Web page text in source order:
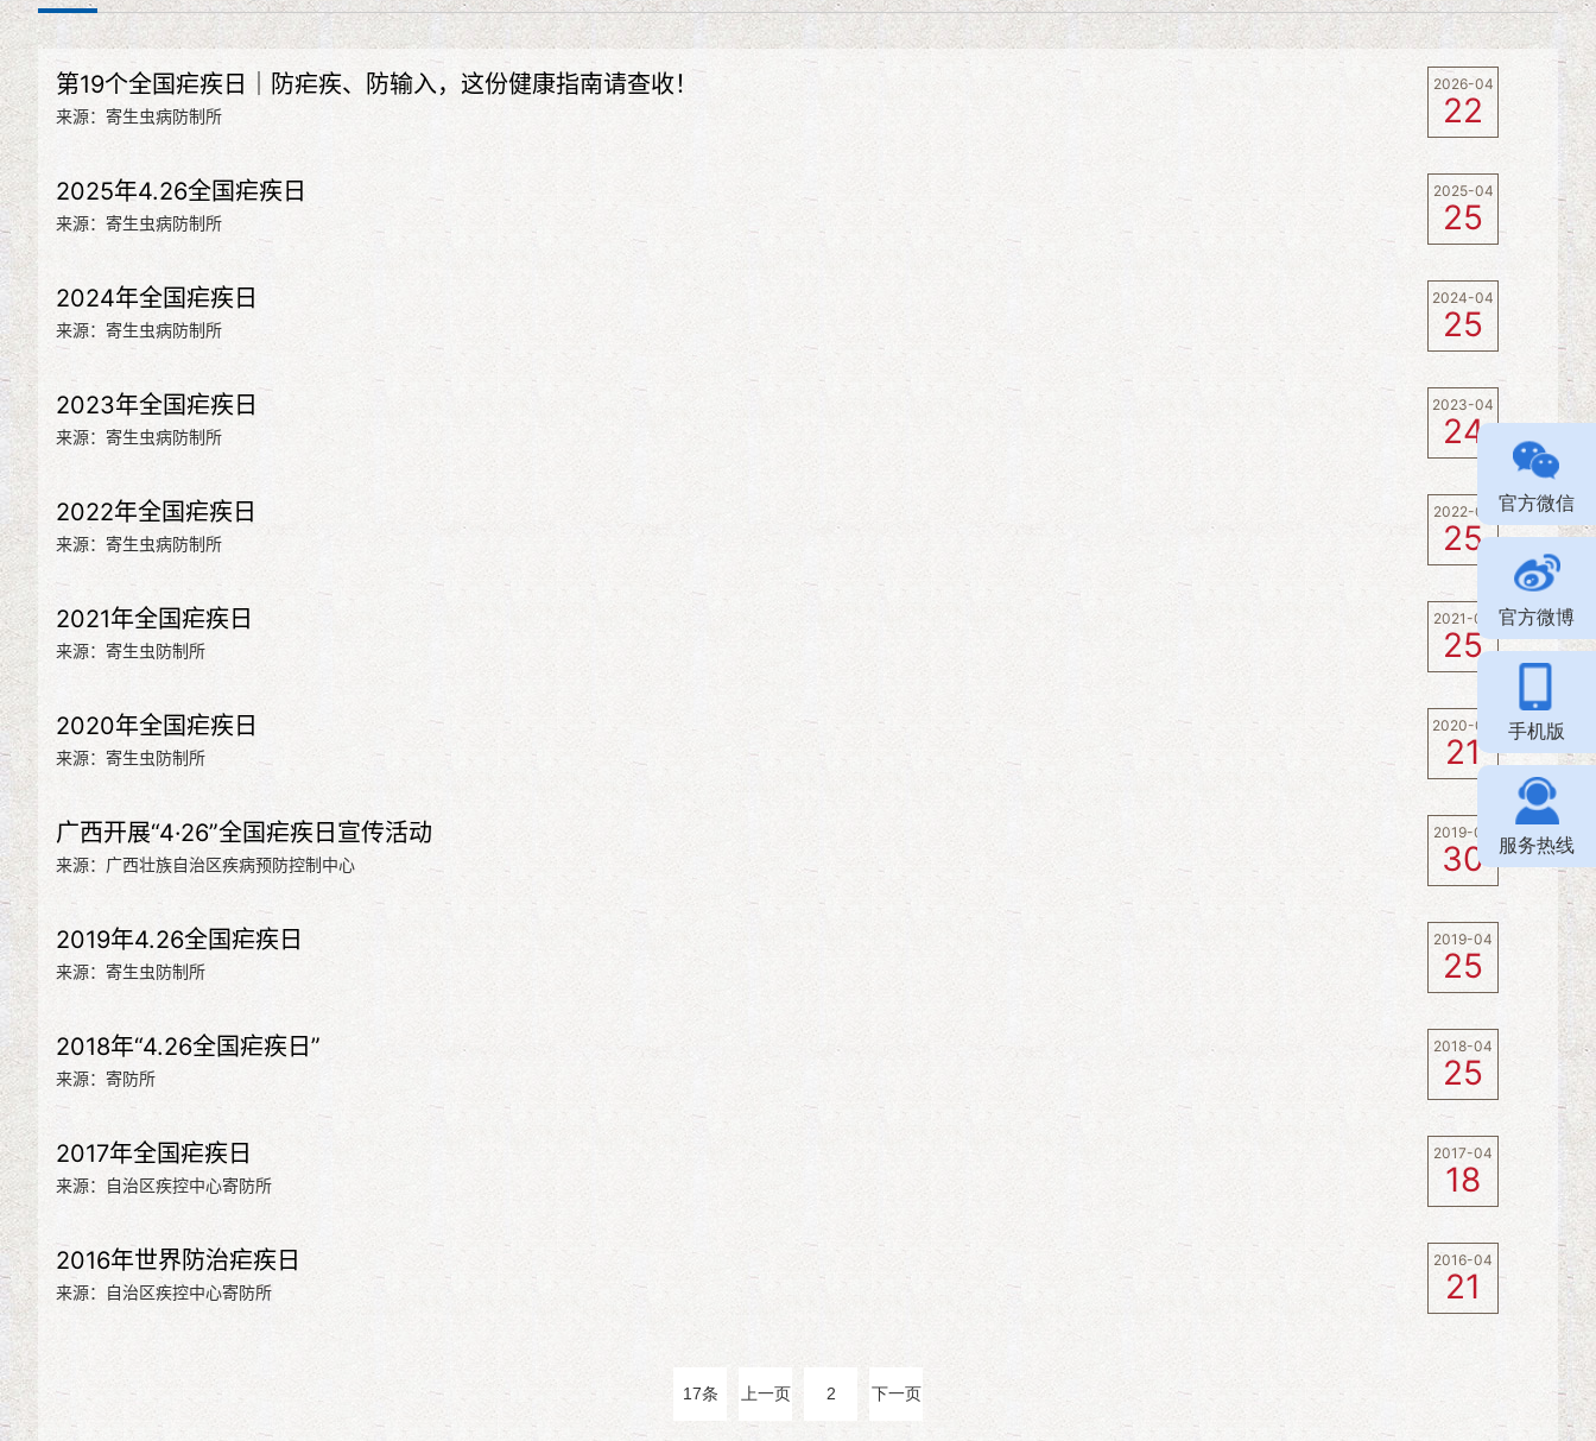
第19个全国疟疾日｜防疟疾、防输入，这份健康指南请查收！ 2026-04
22
来源：寄生虫病防制所
2025年4.26全国疟疾日 2025-04
25
来源：寄生虫病防制所
2024年全国疟疾日 2024-04
25
来源：寄生虫病防制所
2023年全国疟疾日 2023-04
24
来源：寄生虫病防制所
2022年全国疟疾日 2022-04
25
来源：寄生虫病防制所
2021年全国疟疾日 2021-04
25
来源：寄生虫防制所
2020年全国疟疾日 2020-04
21
来源：寄生虫防制所
广西开展“4·26”全国疟疾日宣传活动 2019-04
30
来源：广西壮族自治区疾病预防控制中心
2019年4.26全国疟疾日 2019-04
25
来源：寄生虫防制所
2018年“4.26全国疟疾日” 2018-04
25
来源：寄防所
2017年全国疟疾日 2017-04
18
来源：自治区疾控中心寄防所
2016年世界防治疟疾日 2016-04
21
来源：自治区疾控中心寄防所
17条 上一页 2 下一页
官方微信
官方微博
手机版
服务热线